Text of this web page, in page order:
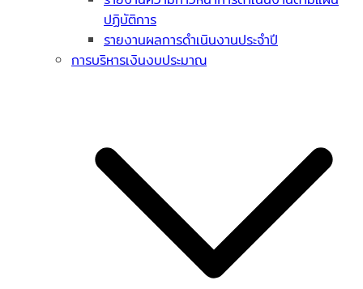
ปฏิบัติการ
รายงานผลการดำเนินงานประจำปี
การบริหารเงินงบประมาณ